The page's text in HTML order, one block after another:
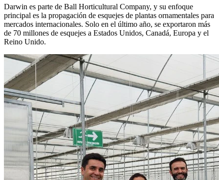
Darwin es parte de Ball Horticultural Company, y su enfoque
principal es la propagación de esquejes de plantas ornamentales para
mercados internacionales. Solo en el último año, se exportaron más
de 70 millones de esquejes a Estados Unidos, Canadá, Europa y el
Reino Unido.